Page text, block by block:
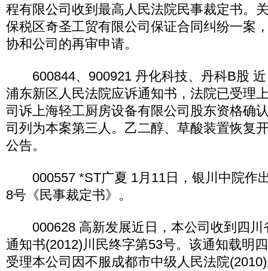
程有限公司收到最高人民法院民事裁定书。
保税区奇圣工贸有限公司保证合同纠纷一案
协和公司的再审申请。
600844、900921 丹化科技、丹科B股 近
浦东新区人民法院应诉通知书，法院已受理
司诉上海轻工厨房设备有限公司股东资格确
司列为本案第三人。乙二醇、草酸装置恢复
公告。
000557 *ST广夏 1月11日，银川中院作
8号《民事裁定书》。
000628 高新发展近日，本公司收到四川
通知书(2012)川民终字第53号。该通知载明
受理本公司因不服成都市中级人民法院